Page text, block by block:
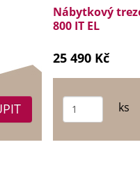
Nábytkový
800 IT EL
25 490 Kč
ks